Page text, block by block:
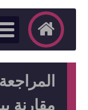
مقارنة